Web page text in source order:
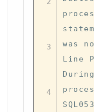
was
Line